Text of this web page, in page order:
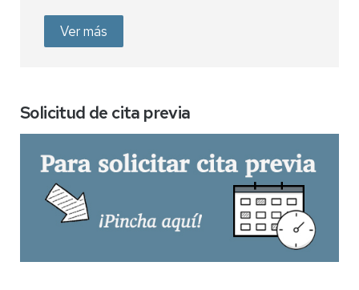
Ver más
Solicitud de cita previa